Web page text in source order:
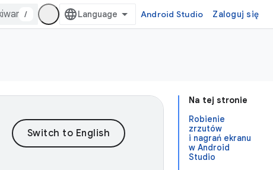
/ Android Studio Zaloguj się
Na tej stronie
Robienie
zrzutów
i nagrań ekranu
w Android
Studio